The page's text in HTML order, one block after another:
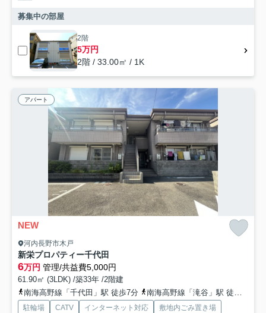
募集中の部屋
2階
5万円
2階 / 33.00㎡ / 1K
アパート
NEW
河内長野市木戸
新栄プロパティー千代田
6万円 管理/共益費5,000円
61.90㎡ (3LDK) /築33年 /2階建
南海高野線「千代田」駅 徒歩7分
南海高野線「滝谷」駅 徒歩15分
駐輪場 CATV インターネット対応
敷地内ごみ置き場